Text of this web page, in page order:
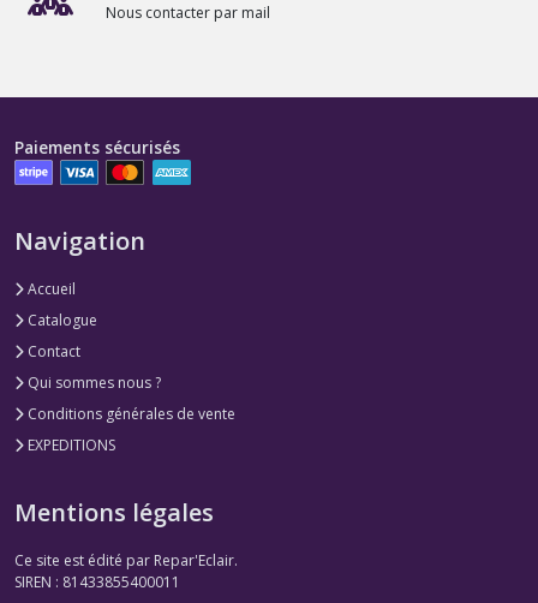
Nous contacter par mail
Paiements sécurisés
Navigation
Accueil
Catalogue
Contact
Qui sommes nous ?
Conditions générales de vente
EXPEDITIONS
Mentions légales
Ce site est édité par Repar'Eclair.
SIREN : 81433855400011